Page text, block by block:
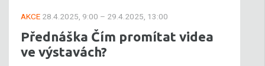
AKCE 28.4.2025, 9:00 – 29.4.2025, 13:00
Přednáška Čím promítat videa
ve výstavách?